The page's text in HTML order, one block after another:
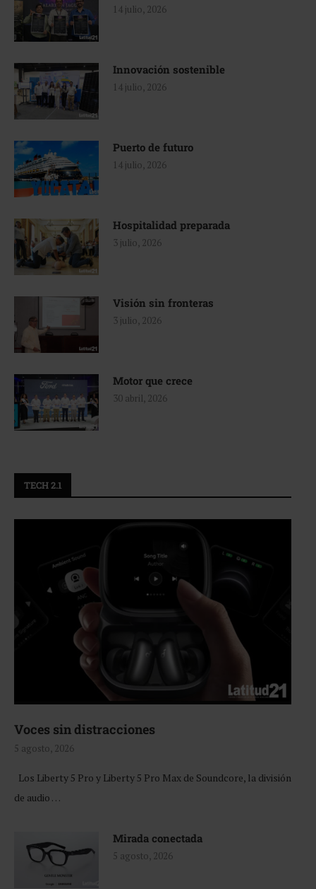
14 julio, 2026
Innovación sostenible
14 julio, 2026
Puerto de futuro
14 julio, 2026
Hospitalidad preparada
3 julio, 2026
Visión sin fronteras
3 julio, 2026
Motor que crece
30 abril, 2026
TECH 2.1
Voces sin distracciones
5 agosto, 2026
Los Liberty 5 Pro y Liberty 5 Pro Max de Soundcore, la división
de audio …
Mirada conectada
5 agosto, 2026